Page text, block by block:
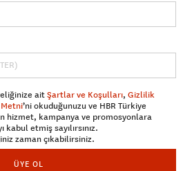
aitŞartlar ve Koşulları, Gizlilik
Metni’ni okuduğunuzu ve HBR Türkiye
hizmet, kampanya ve promosyonlara
etmiş sayılırsınız.
zaman çıkabilirsiniz.
ÜYE OL